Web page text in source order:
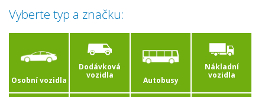
Vyberte typ a značku:
Osobní vozidla
Dodávková
vozidla
Autobusy
Nákladní
vozidla